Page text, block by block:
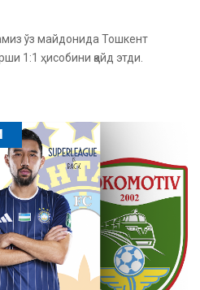
ўз майдонида Тошкент
1:1 ҳисобини қайд этди.